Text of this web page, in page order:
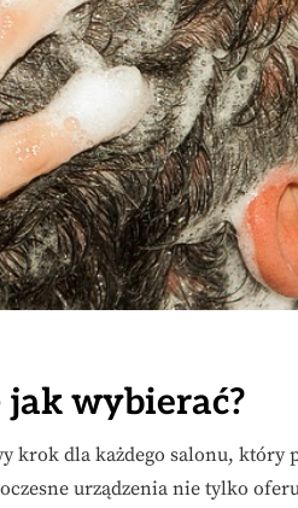
wybierać?
krok dla każdego salonu, który
urządzenia nie tylko